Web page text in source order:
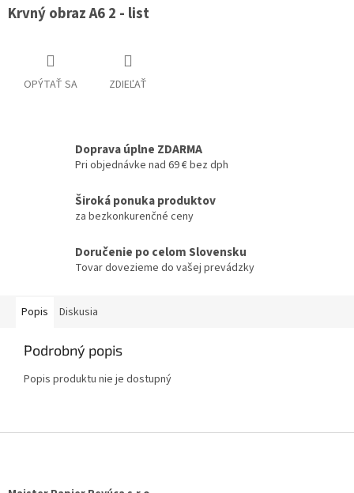
Krvný obraz A6 2 - list
OPÝTAŤ SA ZDIEĽAŤ
Doprava úplne ZDARMA
Pri objednávke nad 69 € bez dph
Široká ponuka produktov
za bezkonkurenčné ceny
Doručenie po celom Slovensku
Tovar dovezieme do vašej prevádzky
Popis Diskusia
Podrobný popis
Popis produktu nie je dostupný